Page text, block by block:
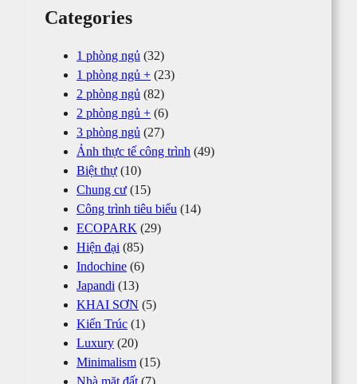
Categories
1 phòng ngủ (32)
1 phòng ngủ + (23)
2 phòng ngủ (82)
2 phòng ngủ + (6)
3 phòng ngủ (27)
Ảnh thực tế công trình (49)
Biệt thự (10)
Chung cư (15)
Công trình tiêu biểu (14)
ECOPARK (29)
Hiện đại (85)
Indochine (6)
Japandi (13)
KHAI SƠN (5)
Kiến Trúc (1)
Luxury (20)
Minimalism (15)